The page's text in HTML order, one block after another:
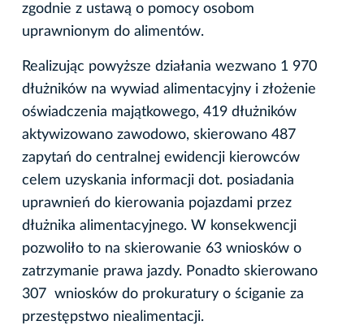
zgodnie z ustawą o pomocy osobom
uprawnionym do alimentów.
Realizując powyższe działania wezwano 1 970
dłużników na wywiad alimentacyjny i złożenie
oświadczenia majątkowego, 419 dłużników
aktywizowano zawodowo, skierowano 487
zapytań do centralnej ewidencji kierowców
celem uzyskania informacji dot. posiadania
uprawnień do kierowania pojazdami przez
dłużnika alimentacyjnego. W konsekwencji
pozwoliło to na skierowanie 63 wniosków o
zatrzymanie prawa jazdy. Ponadto skierowano
307 wniosków do prokuratury o ściganie za
przestępstwo niealimentacji.